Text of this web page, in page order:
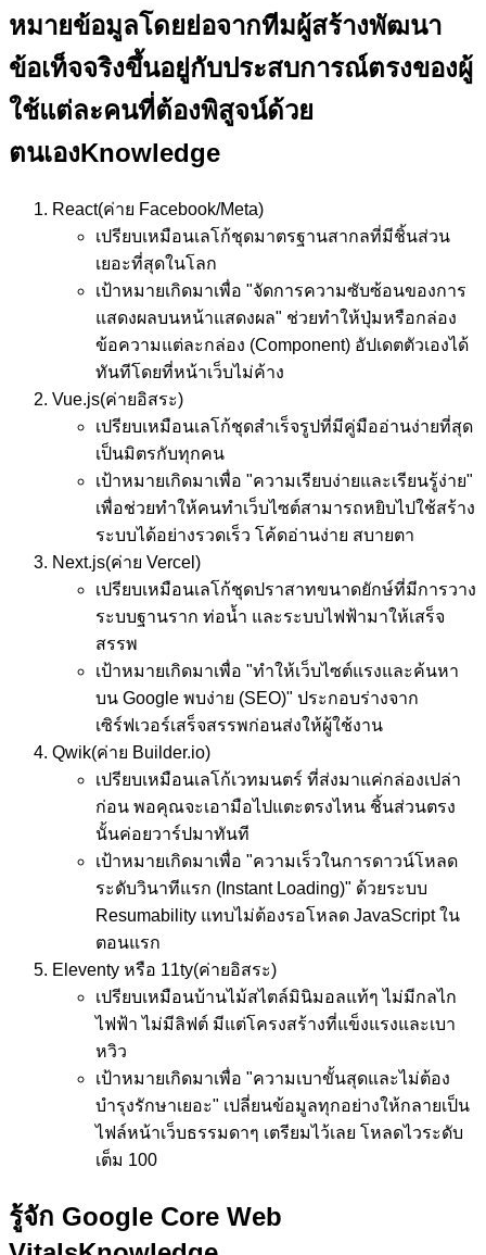
หมายข้อมูลโดยย่อจากทีมผู้สร้างพัฒนา
ข้อเท็จจริงขึ้นอยู่กับประสบการณ์ตรงของผู้
ใช้แต่ละคนที่ต้องพิสูจน์ด้วย
ตนเองKnowledge
React(ค่าย Facebook/Meta)
เปรียบเหมือนเลโก้ชุดมาตรฐานสากลที่มีชิ้นส่วน
เยอะที่สุดในโลก
เป้าหมายเกิดมาเพื่อ "จัดการความซับซ้อนของการ
แสดงผลบนหน้าแสดงผล" ช่วยทำให้ปุ่มหรือกล่อง
ข้อความแต่ละกล่อง (Component) อัปเดตตัวเองได้
ทันทีโดยที่หน้าเว็บไม่ค้าง
Vue.js(ค่ายอิสระ)
เปรียบเหมือนเลโก้ชุดสำเร็จรูปที่มีคู่มืออ่านง่ายที่สุด
เป็นมิตรกับทุกคน
เป้าหมายเกิดมาเพื่อ "ความเรียบง่ายและเรียนรู้ง่าย"
เพื่อช่วยทำให้คนทำเว็บไซต์สามารถหยิบไปใช้สร้าง
ระบบได้อย่างรวดเร็ว โค้ดอ่านง่าย สบายตา
Next.js(ค่าย Vercel)
เปรียบเหมือนเลโก้ชุดปราสาทขนาดยักษ์ที่มีการวาง
ระบบฐานราก ท่อน้ำ และระบบไฟฟ้ามาให้เสร็จ
สรรพ
เป้าหมายเกิดมาเพื่อ "ทำให้เว็บไซต์แรงและค้นหา
บน Google พบง่าย (SEO)" ประกอบร่างจาก
เซิร์ฟเวอร์เสร็จสรรพก่อนส่งให้ผู้ใช้งาน
Qwik(ค่าย Builder.io)
เปรียบเหมือนเลโก้เวทมนตร์ ที่ส่งมาแค่กล่องเปล่า
ก่อน พอคุณจะเอามือไปแตะตรงไหน ชิ้นส่วนตรง
นั้นค่อยวาร์ปมาทันที
เป้าหมายเกิดมาเพื่อ "ความเร็วในการดาวน์โหลด
ระดับวินาทีแรก (Instant Loading)" ด้วยระบบ
Resumability แทบไม่ต้องรอโหลด JavaScript ใน
ตอนแรก
Eleventy หรือ 11ty(ค่ายอิสระ)
เปรียบเหมือนบ้านไม้สไตล์มินิมอลแท้ๆ ไม่มีกลไก
ไฟฟ้า ไม่มีลิฟต์ มีแต่โครงสร้างที่แข็งแรงและเบา
หวิว
เป้าหมายเกิดมาเพื่อ "ความเบาขั้นสุดและไม่ต้อง
บำรุงรักษาเยอะ" เปลี่ยนข้อมูลทุกอย่างให้กลายเป็น
ไฟล์หน้าเว็บธรรมดาๆ เตรียมไว้เลย โหลดไวระดับ
เต็ม 100
รู้จัก Google Core Web